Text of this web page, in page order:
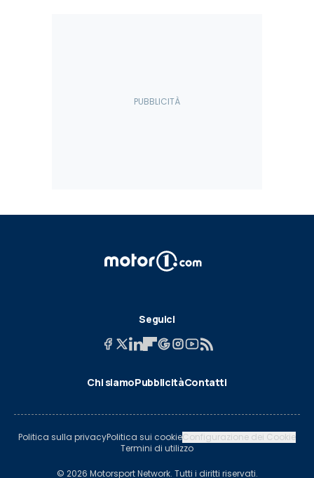
Seguici
Chi siamoPubblicitàContatti
Politica sulla privacyPolitica sui cookieConfigurazione dei Cookie
Termini di utilizzo
© 2026 Motorsport Network. Tutti i diritti riservati.